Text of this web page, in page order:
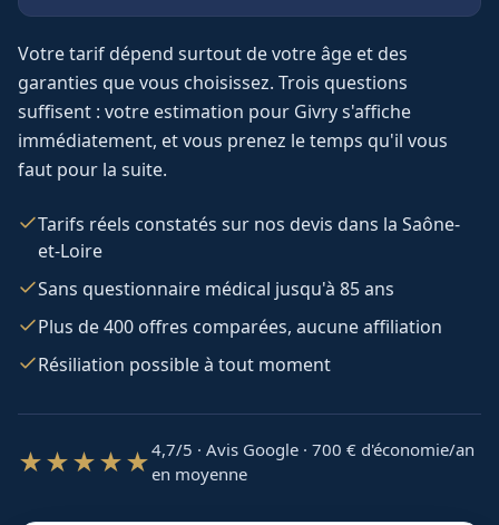
Votre tarif dépend surtout de votre âge et des
garanties que vous choisissez. Trois questions
suffisent : votre estimation pour Givrys'affiche
immédiatement, et vous prenez le temps qu'il vous
faut pour la suite.
Tarifs réels constatés sur nos devis dans la Saône-
et-Loire
Sans questionnaire médical jusqu'à 85 ans
Plus de 400 offres comparées, aucune affiliation
Résiliation possible à tout moment
★★★★★4,7/5 · Avis Google · 700 € d'économie/an
en moyenne